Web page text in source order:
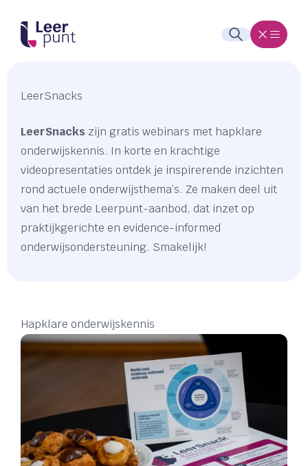
LeerSnacks
LeerSnacks zijn gratis webinars met hapklare
onderwijskennis. In korte en krachtige
videopresentaties ontdek je inspirerende inzichten
rond actuele onderwijsthema’s. Ze maken deel uit
van het brede Leerpunt-aanbod, dat inzet op
praktijkgerichte en evidence-informed
onderwijsondersteuning. Smakelijk!
Hapklare onderwijskennis